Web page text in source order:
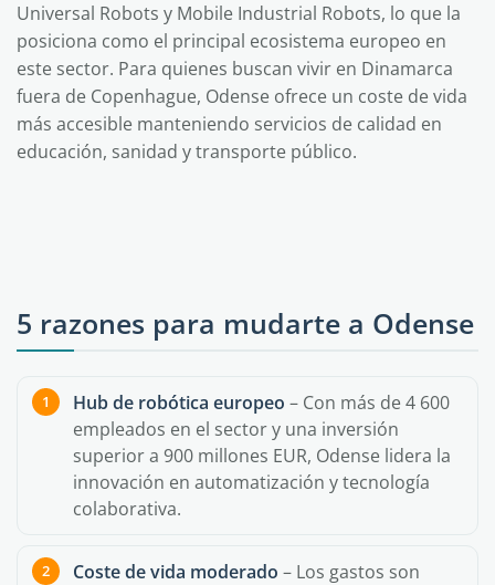
Universal Robots y Mobile Industrial Robots, lo que la
posiciona como el principal ecosistema europeo en
este sector. Para quienes buscan vivir en Dinamarca
fuera de Copenhague, Odense ofrece un coste de vida
más accesible manteniendo servicios de calidad en
educación, sanidad y transporte público.
5 razones para mudarte a Odense
Hub de robótica europeo – Con más de 4 600
empleados en el sector y una inversión
superior a 900 millones EUR, Odense lidera la
innovación en automatización y tecnología
colaborativa.
Coste de vida moderado – Los gastos son